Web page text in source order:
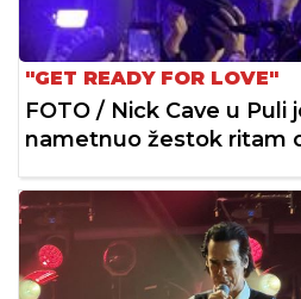
"GET READY FOR LOVE"
FOTO / Nick Cave u Puli
nametnuo žestok ritam